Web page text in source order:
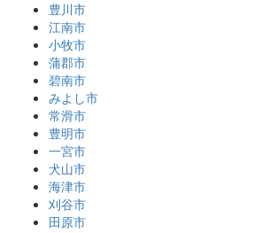
豊川市
江南市
小牧市
蒲郡市
碧南市
みよし市
常滑市
豊明市
一宮市
犬山市
海津市
刈谷市
田原市